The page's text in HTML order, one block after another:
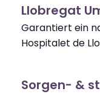
Llobregat
Garantiert ein
Hospitalet de
Sorgen- &